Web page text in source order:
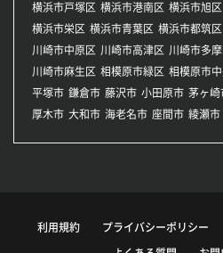
横浜市戸塚区 横浜市港南区 横浜市旭区
横浜市栄区 横浜市青葉区 横浜市都筑区
川崎市中原区 川崎市高津区 川崎市多
川崎市麻生区 相模原市緑区 相模原市
平塚市 鎌倉市 藤沢市 小田原市 茅ヶ崎
厚木市 大和市 海老名市 座間市 綾瀬市
利用規約 プライバシーポリシー